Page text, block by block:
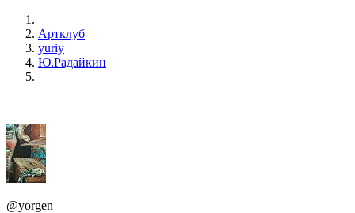
Артклуб
yuriy
Ю.Радайкин
@yorgen